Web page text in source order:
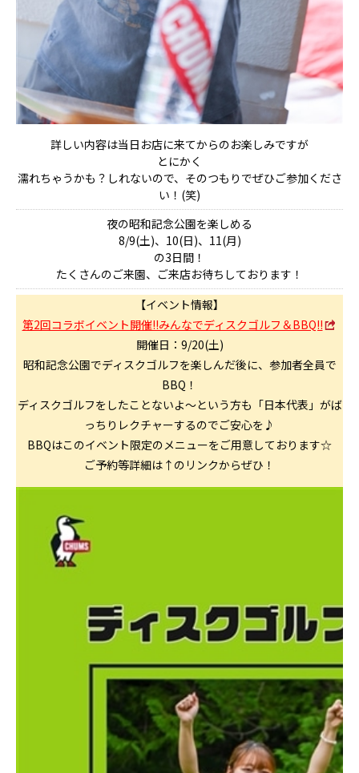
詳しい内容は当日お店に来てからのお楽しみですが
とにかく
濡れちゃうかも？しれないので、そのつもりでぜひご参加くださ
い！(笑)
夜の昭和記念公園を楽しめる
8/9(土)、10(日)、11(月)
の3日間！
たくさんのご来園、ご来店お待ちしております！
【イベント情報】
第2回コラボイベント開催!!みんなでディスクゴルフ＆BBQ!!
開催日：9/20(土)
昭和記念公園でディスクゴルフを楽しんだ後に、参加者全員で
BBQ！
ディスクゴルフをしたことないよ～という方も「日本代表」がば
っちりレクチャーするのでご安心を♪
BBQはこのイベント限定のメニューをご用意しております☆
ご予約等詳細は↑のリンクからぜひ！